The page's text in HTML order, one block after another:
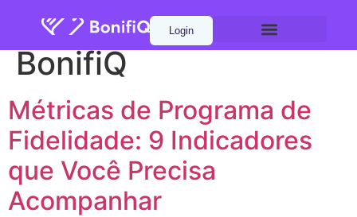
Login
Autor:Marketing
BonifiQ
Métricas de Programa de
Fidelidade: 9 Indicadores
que Você Precisa
Acompanhar